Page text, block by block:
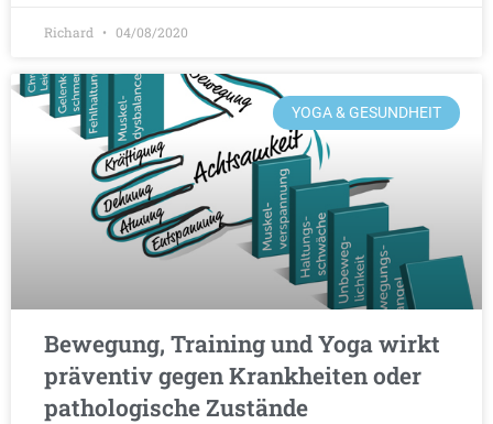
Richard 04/08/2020
YOGA & GESUNDHEIT
Bewegung, Training und Yoga wirkt
präventiv gegen Krankheiten oder
pathologische Zustände